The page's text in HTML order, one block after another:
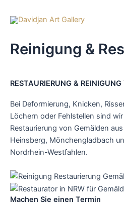
Reinigung &
RESTAURIERUNG &
Bei Deformierung, Knicken,
Löchern oder Fehlstellen sind
Restaurierung von Gemälden
Heinsberg, Mönchengladbach
Nordrhein-Westfahlen.
Machen Sie einen Termin